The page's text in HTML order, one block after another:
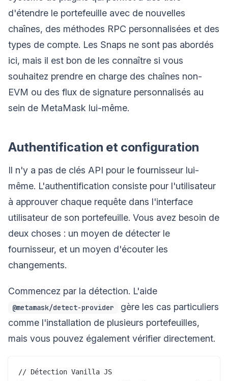
d'étendre le portefeuille avec de nouvelles
chaînes, des méthodes RPC personnalisées et des
types de compte. Les Snaps ne sont pas abordés
ici, mais il est bon de les connaître si vous
souhaitez prendre en charge des chaînes non-
EVM ou des flux de signature personnalisés au
sein de MetaMask lui-même.
Authentification et configuration
Il n'y a pas de clés API pour le fournisseur lui-
même. L'authentification consiste pour l'utilisateur
à approuver chaque requête dans l'interface
utilisateur de son portefeuille. Vous avez besoin de
deux choses : un moyen de détecter le
fournisseur, et un moyen d'écouter les
changements.
Commencez par la détection. L'aide
@metamask/detect-provider
gère les cas particuliers
comme l'installation de plusieurs portefeuilles,
mais vous pouvez également vérifier directement.
// Détection Vanilla JS